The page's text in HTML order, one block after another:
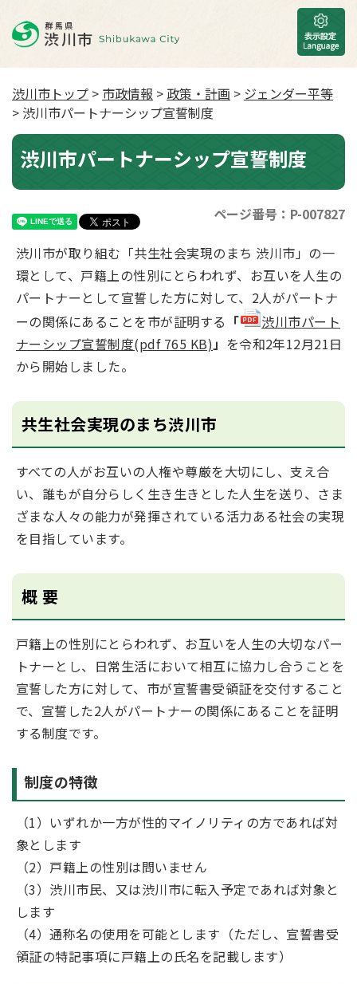
渋川市トップ > 市政情報 > 政策・計画 > ジェンダー平等
> 渋川市パートナーシップ宣誓制度
渋川市パートナーシップ宣誓制度
ページ番号：P-007827
渋川市が取り組む「共生社会実現のまち 渋川市」の一
環として、戸籍上の性別にとらわれず、お互いを人生の
パートナーとして宣誓した方に対して、2人がパートナ
ーの関係にあることを市が証明する 「
渋川市パート
ナーシップ宣誓制度(pdf 765 KB)」 を令和2年12月21日
から開始しました。
共生社会実現のまち渋川市
すべての人がお互いの人権や尊厳を大切にし、支え合
い、誰もが自分らしく生き生きとした人生を送り、さま
ざまな人々の能力が発揮されている活力ある社会の実現
を目指しています。
概 要
戸籍上の性別にとらわれず、お互いを人生の大切なパー
トナーとし、日常生活において相互に協力し合うことを
宣誓した方に対して、市が宣誓書受領証を交付すること
で、宣誓した2人がパートナーの関係にあることを証明
する制度です。
制度の特徴
（1）いずれか一方が性的マイノリティの方であれば対
象とします
（2）戸籍上の性別は問いません
（3）渋川市民、又は渋川市に転入予定であれば対象と
します
（4）通称名の使用を可能とします（ただし、宣誓書受
領証の特記事項に戸籍上の氏名を記載します）